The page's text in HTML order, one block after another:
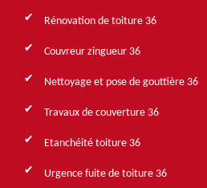
Rénovation de toiture 36
Couvreur zingueur 36
Nettoyage et pose de gouttière 36
Travaux de couverture 36
Etanchéité toiture 36
Urgence fuite de toiture 36